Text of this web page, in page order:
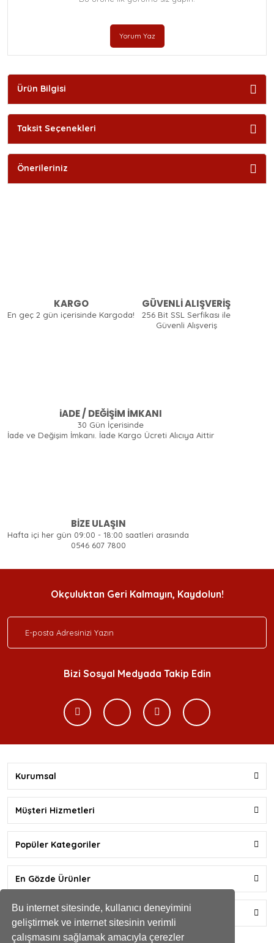
Bu internet sitesinde, kullanıcı deneyimini
geliştirmek ve internet sitesinin verimli
çalışmasını sağlamak amacıyla çerezler
Yorum Yaz
Ürün Bilgisi
Taksit Seçenekleri
Önerileriniz
KARGO
En geç 2 gün içerisinde Kargoda!
GÜVENLİ ALIŞVERİŞ
256 Bit SSL Serfikası ile
Güvenli Alışveriş
iADE / DEĞİŞİM İMKANI
30 Gün İçerisinde
İade ve Değişim İmkanı. İade Kargo Ücreti Alıcıya Aittir
BİZE ULAŞIN
Hafta içi her gün 09:00 - 18:00 saatleri arasında
0546 607 7800
Okçuluktan Geri Kalmayın, Kaydolun!
Bizi Sosyal Medyada Takip Edin
Kurumsal
Müşteri Hizmetleri
Popüler Kategoriler
En Gözde Ürünler
Yardım